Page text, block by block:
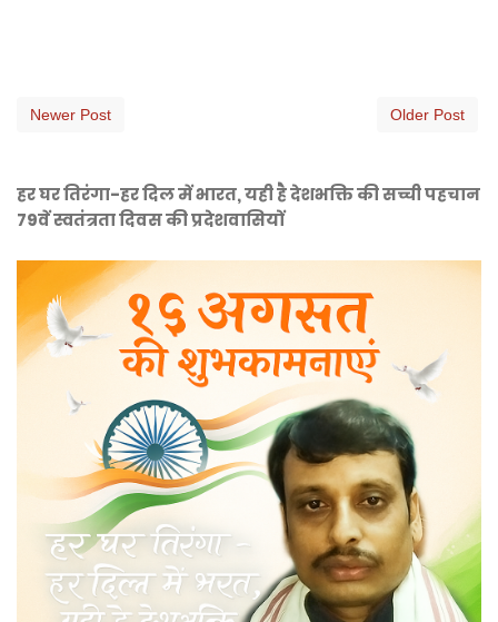
Newer Post Older Post
हर घर तिरंगा-हर दिल में भारत, यही है देशभक्ति की सच्ची पहचान
79वें स्वतंत्रता दिवस की प्रदेशवासियों